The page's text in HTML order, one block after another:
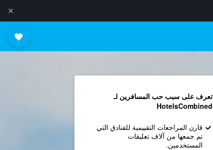
تعرف على سبب حب المسافرين لـ
HotelsCombined
قارن المراجعات التقييمية للفنادق التي
تم جمعها من آلاف تعليقات
المستخدمين.